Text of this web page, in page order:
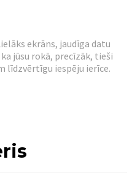
ekrāns, jaudīga datu
jūsu rokā, precīzāk, tieši
līdzvērtīgu iespēju ierīce.